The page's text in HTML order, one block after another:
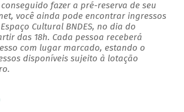
fazer a pré-reserva de seu
você ainda pode encontrar ingressos
Cultural BNDES, no dia do
das 18h. Cada pessoa receberá
com lugar marcado, estando o
disponíveis sujeito à lotação